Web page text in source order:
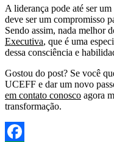
A liderança pode até ser
deve ser um compromisso
Sendo assim, nada melhor
Executiva, que é uma
dessa consciência e
Gostou do post? Se você
UCEFF e dar um novo
em contato conosco agora
transformação.